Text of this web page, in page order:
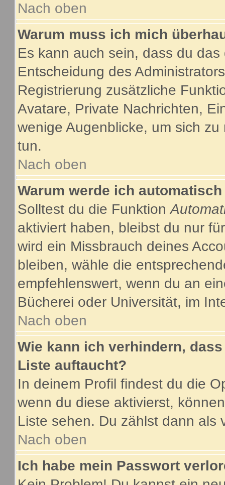
Nach oben
Warum muss ich mich
Es kann auch sein, dass du
Entscheidung des
Registrierung zusätzliche
Avatare, Private Nachrichten,
wenige Augenblicke, um sich
tun.
Nach oben
Warum werde ich
Solltest du die Funktion
aktiviert haben, bleibst du nur
wird ein Missbrauch deines
bleiben, wähle die
empfehlenswert, wenn du an
Bücherei oder Universität, im
Nach oben
Wie kann ich verhindern,
Liste auftaucht?
In deinem Profil findest du die
wenn du diese aktivierst,
Liste sehen. Du zählst dann als
Nach oben
Ich habe mein Passwort